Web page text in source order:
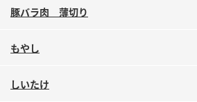
ミツカンのCM
豚バラ肉 薄切り
もやし
しいたけ